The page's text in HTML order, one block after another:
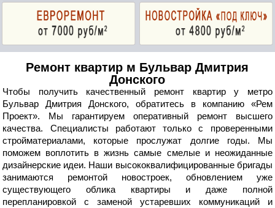
Ремонт квартир м Бульвар Дмитрия
Донского
Чтобы получить качественный ремонт квартир у метро
Бульвар Дмитрия Донского, обратитесь в компанию «Рем
Проект». Мы гарантируем оперативный ремонт высшего
качества. Специалисты работают только с проверенными
стройматериалами, которые прослужат долгие годы. Мы
поможем воплотить в жизнь самые смелые и неожиданные
дизайнерские идеи. Наши высококвалифицированные бригады
занимаются ремонтой новостроек, обновлением уже
существующего облика квартиры и даже полной
перепланировкой с заменой устаревших коммуникаций и